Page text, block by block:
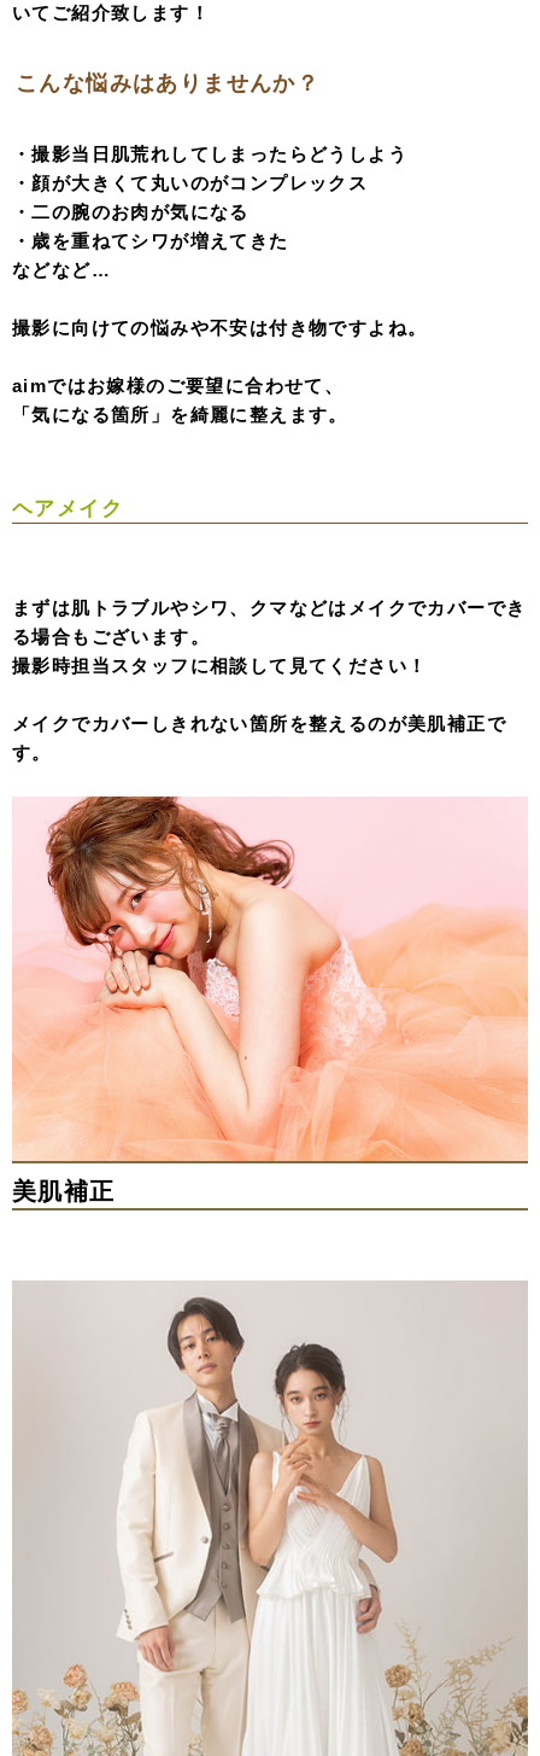
いてご紹介致します！
こんな悩みはありませんか？
・撮影当日肌荒れしてしまったらどうしよう
・顔が大きくて丸いのがコンプレックス
・二の腕のお肉が気になる
・歳を重ねてシワが増えてきた
などなど…
撮影に向けての悩みや不安は付き物ですよね。
aimではお嫁様のご要望に合わせて、
「気になる箇所」を綺麗に整えます。
ヘアメイク
まずは肌トラブルやシワ、クマなどはメイクでカバーでき
る場合もございます。
撮影時担当スタッフに相談して見てください！
メイクでカバーしきれない箇所を整えるのが美肌補正で
す。
美肌補正